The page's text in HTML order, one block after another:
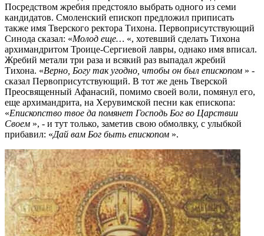
Посредством жребия предстояло выбрать одного из семи
кандидатов. Смоленский епископ предложил приписать
также имя Тверского ректора Тихона. Первоприсутствующий
Синода сказал: «Молод еще… «, хотевший сделать Тихона
архимандритом Троице-Сергиевой лавры, однако имя вписал.
Жребий метали три раза и всякий раз выпадал жребий
Тихона. «Верно, Богу так угодно, чтобы он был епископом » -
сказал Первоприсутствующий. В тот же день Тверской
Преосвященный Афанасий, помимо своей воли, помянул его,
еще архимандрита, на Херувимской песни как епископа:
«Епископство твое да помянет Господь Бог во Царствии
Своем », - и тут только, заметив свою обмолвку, с улыбкой
прибавил: «Дай вам Бог быть епископом ».